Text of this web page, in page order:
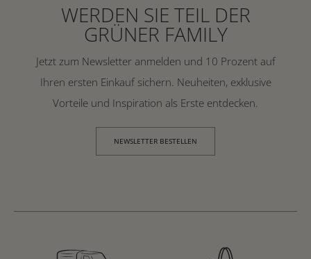
WERDEN SIE TEIL DER
GRÜNER FAMILY
Jetzt zum Newsletter anmelden und 10 Prozent auf
Ihren ersten Einkauf sichern. Neuheiten, exklusive
Vorteile und Inspiration als Erste entdecken.
NEWSLETTER BESTELLEN